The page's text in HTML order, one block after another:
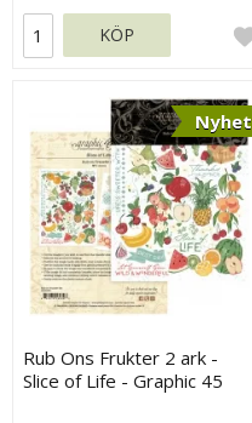
KÖP
Nyhet
Rub Ons Frukter 2 ark -
Slice of Life - Graphic 45